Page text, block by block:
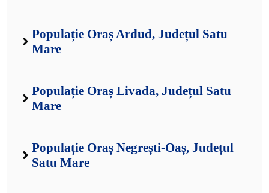
Populație Oraș Ardud, Județul Satu
Mare
Populație Oraș Livada, Județul Satu
Mare
Populație Oraș Negrești-Oaș, Județul
Satu Mare